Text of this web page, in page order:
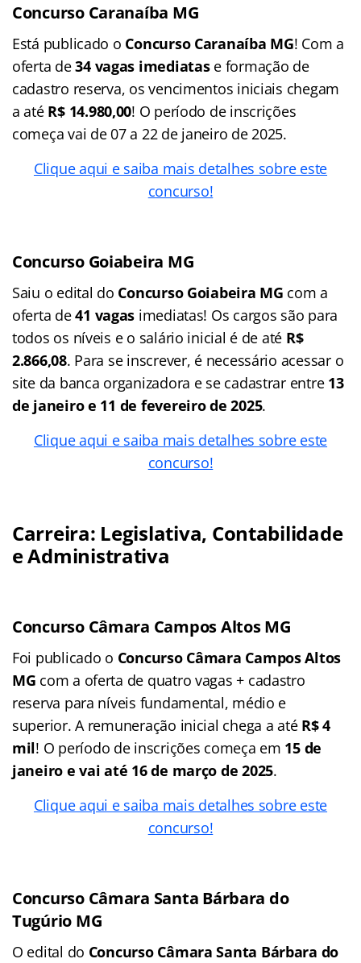
Concurso Caranaíba MG
Está publicado o Concurso Caranaíba MG! Com a
oferta de34 vagas imediatase formação de
cadastro reserva, os vencimentos iniciais chegam
a até R$ 14.980,00! O período de inscrições
começa vai de 07 a 22 de janeiro de 2025.
Clique aqui e saiba mais detalhes sobre este
concurso!
Concurso Goiabeira MG
Saiu o edital do Concurso Goiabeira MG com a
oferta de41 vagas imediatas! Os cargos são para
todos os níveis e o salário inicial é de até R$
2.866,08. Para se inscrever, é necessário acessar o
site da banca organizadora e se cadastrar entre13
de janeiro e 11 de fevereiro de 2025.
Clique aqui e saiba mais detalhes sobre este
concurso!
Carreira: Legislativa, Contabilidade
e Administrativa
Concurso Câmara Campos Altos MG
Foi publicado o Concurso Câmara Campos Altos
MG com a oferta de quatro vagas + cadastro
reserva para níveis fundamental, médio e
superior. A remuneração inicial chega a até R$ 4
mil! O período de inscrições começa em 15 de
janeiro e vai até 16 de março de 2025.
Clique aqui e saiba mais detalhes sobre este
concurso!
Concurso Câmara Santa Bárbara do
Tugúrio MG
O edital do Concurso Câmara Santa Bárbara do